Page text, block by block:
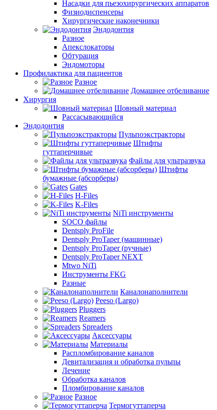
Насадки для пьезохирургических аппаратов
Физиодиспенсеры
Хирургические наконечники
Эндодонтия
Разное
Апекслокаторы
Обтурация
Эндомоторы
Профилактика для пациентов
Разное
Домашнее отбеливание
Хирургия
Шовный материал
Рассасывающийся
Эндодонтия
Пульпоэкстракторы
Штифты
гуттаперчивые
Файлы для ультразвука
Штифты
бумажные (абсорберы)
Gates
H-Files
K-Files
NiTi инструменты
SOCO файлы
Dentsply ProFile
Dentsply ProTaper (машинные)
Dentsply ProTaper (ручные)
Dentsply ProTaper NEXT
Mtwo NiTi
Инструменты FKG
Разные
Каналонаполнители
Peeso (Largo)
Pluggers
Reamers
Spreaders
Аксессуары
Материалы
Распломбирование каналов
Девитализация и обработка пульпы
Лечение
Обработка каналов
Пломбирование каналов
Разное
Термогуттаперча